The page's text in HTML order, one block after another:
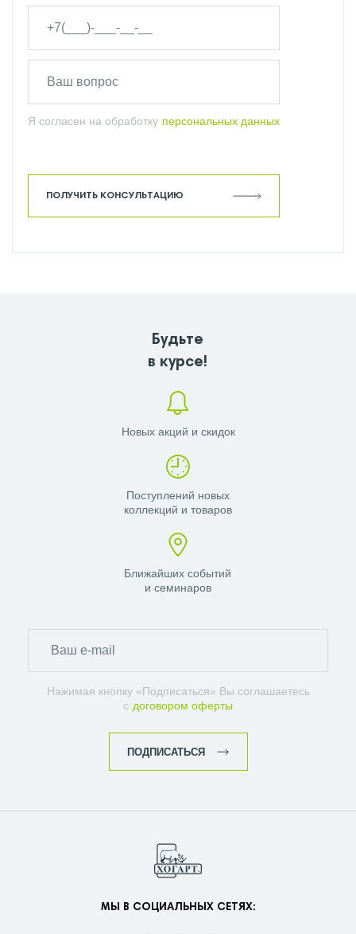
Я согласен на обработку персональных данных
ПОЛУЧИТЬ КОНСУЛЬТАЦИЮ
Будьте
в курсе!
Новых акций и скидок
Поступлений новых
коллекций и товаров
Ближайших событий
и семинаров
Нажимая кнопку «Подписаться» Вы соглашаетесь
с договором оферты
ПОДПИСАТЬСЯ
МЫ В СОЦИАЛЬНЫХ СЕТЯХ: